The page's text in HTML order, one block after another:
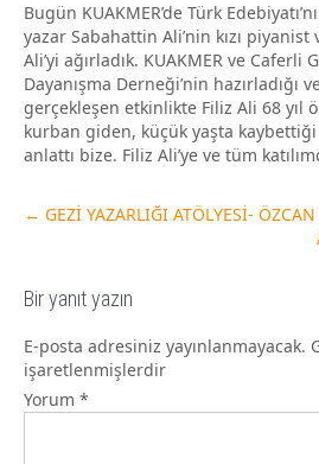
Bugün KUAKMER’de Türk
yazar Sabahattin Ali’nin kızı
Ali’yi ağırladık. KUAKMER ve Caferli
Dayanışma Derneği’nin hazırladığı
gerçekleşen etkinlikte Filiz Ali 68 yıl
kurban giden, küçük yaşta kaybettiği
anlattı bize. Filiz Ali’ye ve tüm
← GEZİ YAZARLIĞI ATÖLYESİ-
Bir yanıt yazın
E-posta adresiniz yayınlanmayacak.
işaretlenmişlerdir
Yorum *